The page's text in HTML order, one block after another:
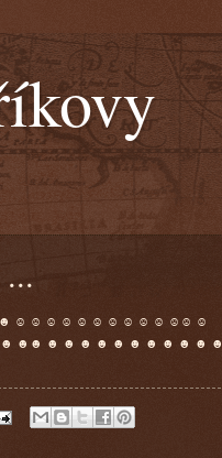
☺ ☻ ☺ ☺ ☺ ☺ ☺ ☺ ☺ ☺ ☺ ☺ ☺☺ ☺
☻ ☻ ☻☻ ☻ ☻ ☻ ☻ ☻ ☻ ☻ ☻ ☻ ☻ ☻